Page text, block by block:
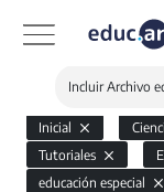
Incluir Archivo
Inicial
Tutoriales
educación especial